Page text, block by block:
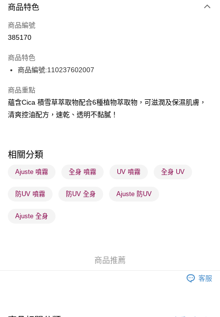
信用卡
Apple Pay
PayMe
WeChat Pay
BoC Pay
每筆HK$65.00，滿HK$300.00或以上免運費
順豐站及營業點 - 確認發貨後1-3個工作天送達
每筆HK$65.00，滿HK$300.00或以上免運費
物流公司進行物流配送
取。逾期會取消訂單，並不會安排重寄
商品特色
商品編號
385170
商品特色
商品編號:110237602007
商品重點
蘊含Cica 積雪草萃取物配合6種植物萃取物，可滋潤及保濕肌膚，
清爽控油配方，速乾、透明不黏膩！
相關分類
Ajuste 噴霧 全身 噴霧 UV 噴霧 全身 UV
防UV 噴霧 防UV 全身 Ajuste 防UV
Ajuste 全身
商品推薦
客服